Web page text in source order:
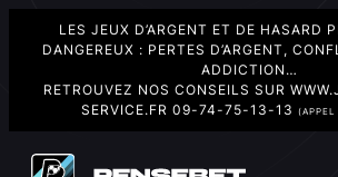
LES JEUX D’ARGENT ET DE HASARD
DANGEREUX : PERTES D’ARGENT,
ADDICTION…
RETROUVEZ NOS CONSEILS SUR
SERVICE.FR 09-74-75-13-13 (APPEL